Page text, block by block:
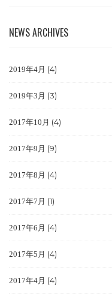
NEWS ARCHIVES
2019年4月 (4)
2019年3月 (3)
2017年10月 (4)
2017年9月 (9)
2017年8月 (4)
2017年7月 (1)
2017年6月 (4)
2017年5月 (4)
2017年4月 (4)